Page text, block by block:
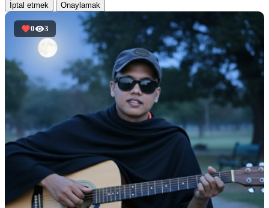
İptal etmek Onaylamak
0 3